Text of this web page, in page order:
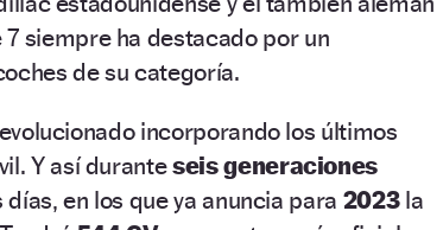
7 siempre ha destacado por un
de su categoría.
incorporando los últimos
Y así duranteseis generaciones
en los que ya anuncia para 2023la